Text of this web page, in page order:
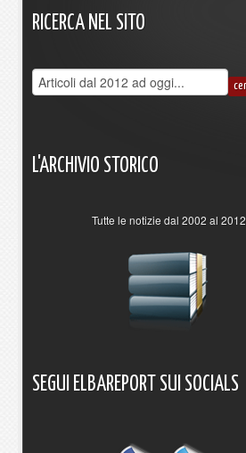
RICERCA NEL SITO
L'ARCHIVIO STORICO
Tutte le notizie dal 2002 al 2012
SEGUI ELBAREPORT SUI SOCIALS